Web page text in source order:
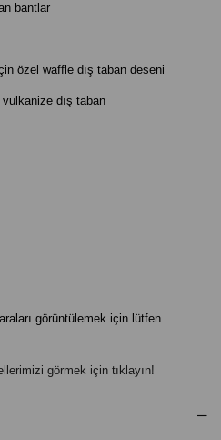
bantlar
özel waffle dış taban deseni
dış taban
görüntülemek için lütfen
görmek için tıklayın!